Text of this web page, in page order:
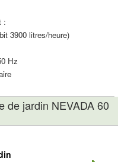
:
3900 litres/heure)
Hz
de jardin NEVADA 60